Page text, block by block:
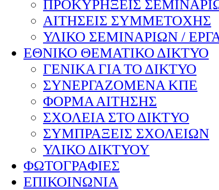
ΠΡΟΚΥΡΗΞΕΙΣ
ΑΙΤΗΣΕΙΣ ΣΥΜΜΕΤΟΧΗΣ
ΥΛΙΚΟ ΣΕΜΙΝΑΡΙΩΝ /
ΕΘΝΙΚΟ ΘΕΜΑΤΙΚΟ ΔΙΚΤΥΟ
ΓΕΝΙΚΑ ΓΙΑ ΤΟ ΔΙΚΤΥΟ
ΣΥΝΕΡΓΑΖΟΜΕΝΑ ΚΠΕ
ΦΟΡΜΑ ΑΙΤΗΣΗΣ
ΣΧΟΛΕΙΑ ΣΤΟ ΔΙΚΤΥΟ
ΣΥΜΠΡΑΞΕΙΣ ΣΧΟΛΕΙΩΝ
ΥΛΙΚΟ ΔΙΚΤΥΟΥ
ΦΩΤΟΓΡΑΦΙΕΣ
ΕΠΙΚΟΙΝΩΝΙΑ